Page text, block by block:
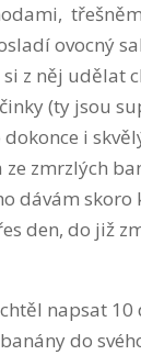
ovocný
z něj udělat
(ty jsou
i
zmrzlých
dávám skoro
den, do již
napsat 10
do